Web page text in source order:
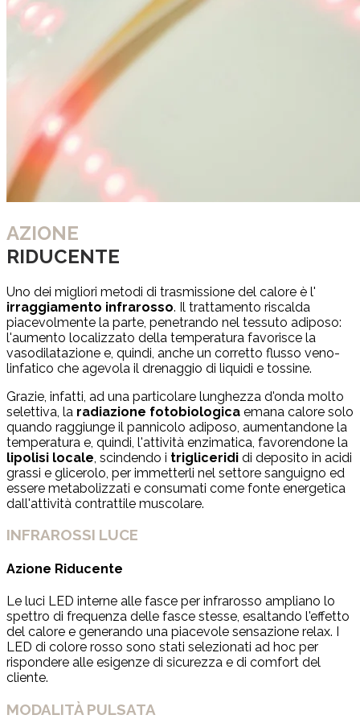
AZIONE
RIDUCENTE
Uno dei migliori metodi di trasmissione del calore è l'
irraggiamento infrarosso. Il trattamento riscalda
piacevolmente la parte, penetrando nel tessuto adiposo:
l'aumento localizzato della temperatura favorisce la
vasodilatazione e, quindi, anche un corretto flusso veno-
linfatico che agevola il drenaggio di liquidi e tossine.
Grazie, infatti, ad una particolare lunghezza d'onda molto
selettiva, la radiazione fotobiologica emana calore solo
quando raggiunge il pannicolo adiposo, aumentandone la
temperatura e, quindi, l'attività enzimatica, favorendone la
lipolisi locale , scindendo i trigliceridi di deposito in acidi
grassi e glicerolo, per immetterli nel settore sanguigno ed
essere metabolizzati e consumati come fonte energetica
dall'attività contrattile muscolare.
INFRAROSSI LUCE
Azione Riducente
Le luci LED interne alle fasce per infrarosso ampliano lo
spettro di frequenza delle fasce stesse, esaltando l'effetto
del calore e generando una piacevole sensazione relax. I
LED di colore rosso sono stati selezionati ad hoc per
rispondere alle esigenze di sicurezza e di comfort del
cliente.
MODALITÀ PULSATA